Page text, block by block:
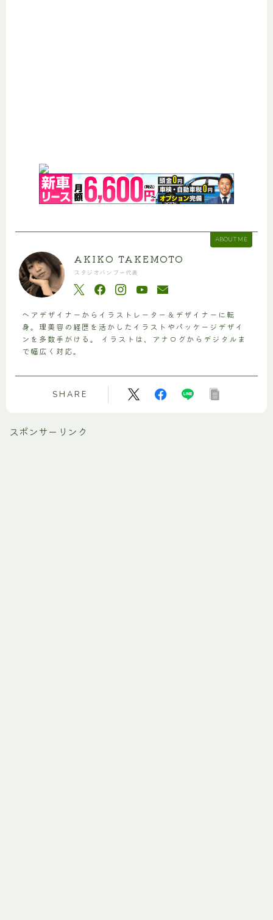
ABOUT ME
AKIKO TAKEMOTO
スタジオバンブー代表
ヘアデザイナーからイラストレーター＆デザイナーに転
身。理美容の経歴を活かしたイラストやパッケージデザイ
ンを多数手がける。 イラストは、アナログからデジタルま
で幅広く対応。
SHARE
スポンサーリンク